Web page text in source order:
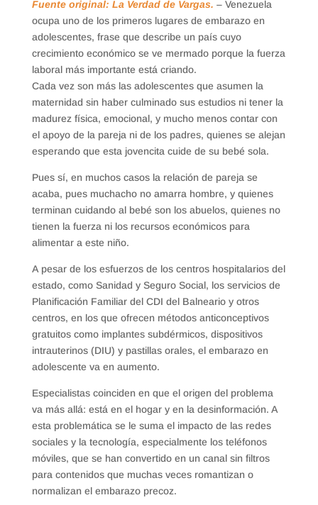
Fuente original: La Verdad de Vargas. – Venezuela
ocupa uno de los primeros lugares de embarazo en
adolescentes, frase que describe un país cuyo
crecimiento económico se ve mermado porque la fuerza
laboral más importante está criando.
Cada vez son más las adolescentes que asumen la
maternidad sin haber culminado sus estudios ni tener la
madurez física, emocional, y mucho menos contar con
el apoyo de la pareja ni de los padres, quienes se alejan
esperando que esta jovencita cuide de su bebé sola.
Pues sí, en muchos casos la relación de pareja se
acaba, pues muchacho no amarra hombre, y quienes
terminan cuidando al bebé son los abuelos, quienes no
tienen la fuerza ni los recursos económicos para
alimentar a este niño.
A pesar de los esfuerzos de los centros hospitalarios del
estado, como Sanidad y Seguro Social, los servicios de
Planificación Familiar del CDI del Balneario y otros
centros, en los que ofrecen métodos anticonceptivos
gratuitos como implantes subdérmicos, dispositivos
intrauterinos (DIU) y pastillas orales, el embarazo en
adolescente va en aumento.
Especialistas coinciden en que el origen del problema
va más allá: está en el hogar y en la desinformación. A
esta problemática se le suma el impacto de las redes
sociales y la tecnología, especialmente los teléfonos
móviles, que se han convertido en un canal sin filtros
para contenidos que muchas veces romantizan o
normalizan el embarazo precoz.